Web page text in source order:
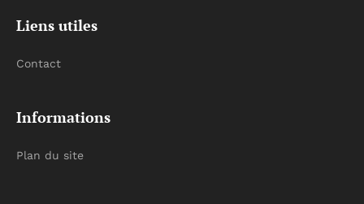
Liens utiles
Contact
Informations
Plan du site